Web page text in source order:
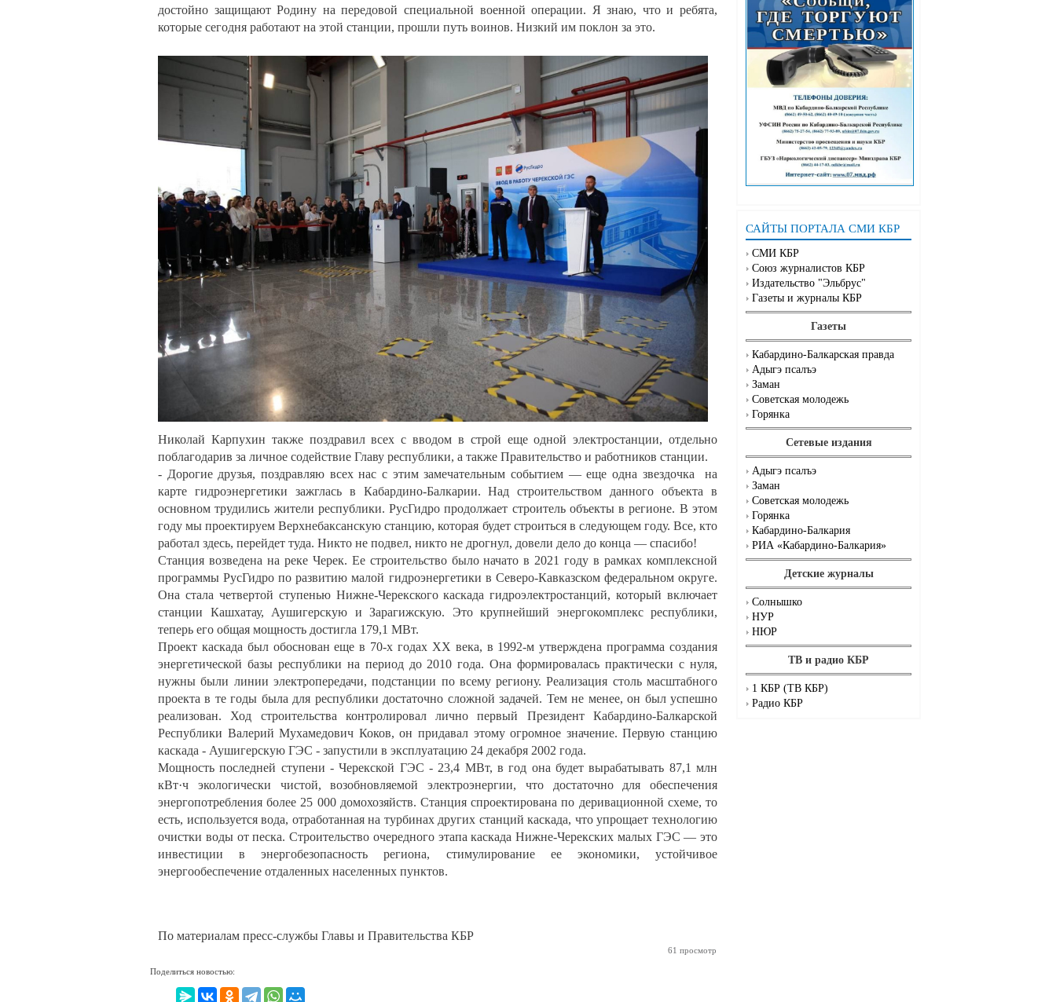
САЙТЫ ПОРТАЛА СМИ КБР
СМИ КБР
Союз журналистов КБР
Издательство "Эльбрус"
Газеты и журналы КБР
Газеты
Кабардино-Балкарская правда
Адыгэ псалъэ
Заман
Советская молодежь
Горянка
Сетевые издания
Адыгэ псалъэ
Заман
Советская молодежь
Горянка
Кабардино-Балкария
РИА «Кабардино-Балкария»
Детские журналы
Солнышко
НУР
НЮР
ТВ и радио КБР
1 КБР (ТВ КБР)
Радио КБР
достойно защищают Родину на передовой специальной военной операции. Я знаю, что и ребята,
которые сегодня работают на этой станции, прошли путь воинов. Низкий им поклон за это.
Николай Карпухин также поздравил всех с вводом в строй еще одной электростанции, отдельно
поблагодарив за личное содействие Главу республики, а также Правительство и работников станции.
- Дорогие друзья, поздравляю всех нас с этим замечательным событием — еще одна звездочка на
карте гидроэнергетики зажглась в Кабардино-Балкарии. Над строительством данного объекта в
основном трудились жители республики. РусГидро продолжает строитель объекты в регионе. В этом
году мы проектируем Верхнебаксанскую станцию, которая будет строиться в следующем году. Все, кто
работал здесь, перейдет туда. Никто не подвел, никто не дрогнул, довели дело до конца — спасибо!
Станция возведена на реке Черек. Ее строительство было начато в 2021 году в рамках комплексной
программы РусГидро по развитию малой гидроэнергетики в Северо-Кавказском федеральном округе.
Она стала четвертой ступенью Нижне-Черекского каскада гидроэлектростанций, который включает
станции Кашхатау, Аушигерскую и Зарагижскую. Это крупнейший энергокомплекс республики,
теперь его общая мощность достигла 179,1 МВт.
Проект каскада был обоснован еще в 70-х годах XX века, в 1992-м утверждена программа создания
энергетической базы республики на период до 2010 года. Она формировалась практически с нуля,
нужны были линии электропередачи, подстанции по всему региону. Реализация столь масштабного
проекта в те годы была для республики достаточно сложной задачей. Тем не менее, он был успешно
реализован. Ход строительства контролировал лично первый Президент Кабардино-Балкарской
Республики Валерий Мухамедович Коков, он придавал этому огромное значение. Первую станцию
каскада - Аушигерскую ГЭС - запустили в эксплуатацию 24 декабря 2002 года.
Мощность последней ступени - Черекской ГЭС - 23,4 МВт, в год она будет вырабатывать 87,1 млн
кВт·ч экологически чистой, возобновляемой электроэнергии, что достаточно для обеспечения
энергопотребления более 25 000 домохозяйств. Станция спроектирована по деривационной схеме, то
есть, используется вода, отработанная на турбинах других станций каскада, что упрощает технологию
очистки воды от песка. Строительство очередного этапа каскада Нижне-Черекских малых ГЭС — это
инвестиции в энергобезопасность региона, стимулирование ее экономики, устойчивое
энергообеспечение отдаленных населенных пунктов.
По материалам пресс-службы Главы и Правительства КБР
61 просмотр
Поделиться новостью: